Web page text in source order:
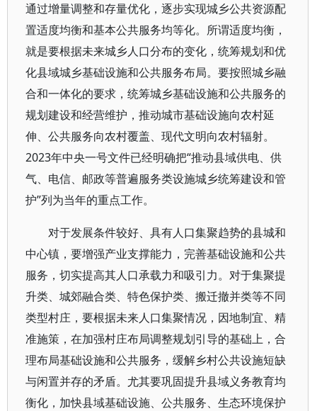
通过增量调整和存量优化，逐步实现城乡公共资源配
置适度均衡和基本公共服务均等化。所谓适度均衡，
就是要根据未来城乡人口分布的变化，统筹规划和优
化县域城乡基础设施和公共服务布局。要按照城乡融
合和一体化的要求，统筹城乡基础设施和公共服务的
规划建设和经营维护，推动城市基础设施向农村延
伸、公共服务向农村覆盖、现代文明向农村辐射。
2023年中央一号文件已经明确把“推动县域供电、供
气、电信、邮政等普遍服务类设施城乡统筹建设和管
护”列为当年的重点工作。
对于发展条件较好、具有人口集聚趋势的县城和
中心镇，要增强产业支撑能力，完善基础设施和公共
服务，切实提高其人口承载力和吸引力。对于集聚提
升类、城郊融合类、特色保护类、搬迁撤并类等不同
类型村庄，要根据未来人口集聚情况，因地制宜、精
准施策，在加强村庄布局调整规划引导的基础上，合
理布局基础设施和公共服务，缓解乡村公共设施短缺
与闲置并存的矛盾。尤其要巩固提升县域义务教育均
衡化，加快县域基础设施、公共服务、生态环境保护